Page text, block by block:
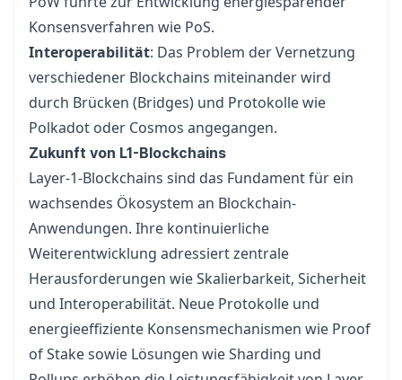
Konsensverfahren wie PoS.
Interoperabilität: Das Problem der Vernetzung
verschiedener Blockchains miteinander wird
durch Brücken (Bridges) und Protokolle wie
Polkadot oder Cosmos angegangen.
Zukunft von L1-Blockchains
Layer-1-Blockchains sind das Fundament für ein
wachsendes Ökosystem an Blockchain-
Anwendungen. Ihre kontinuierliche
Weiterentwicklung adressiert zentrale
Herausforderungen wie Skalierbarkeit, Sicherheit
und Interoperabilität. Neue Protokolle und
energieeffiziente Konsensmechanismen wie Proof
of Stake sowie Lösungen wie Sharding und